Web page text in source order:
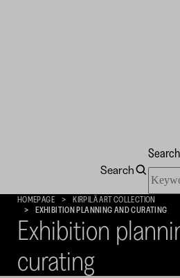
Kirpilä
Art
Collection
Search
the
site
HOMEPAGE
KIRPILÄ ART COLLECTION
EXHIBITION PLANNING AND CURATING
Exhibition
curating